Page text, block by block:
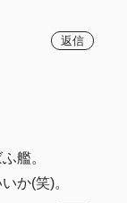
返信
艦。
か(笑)。